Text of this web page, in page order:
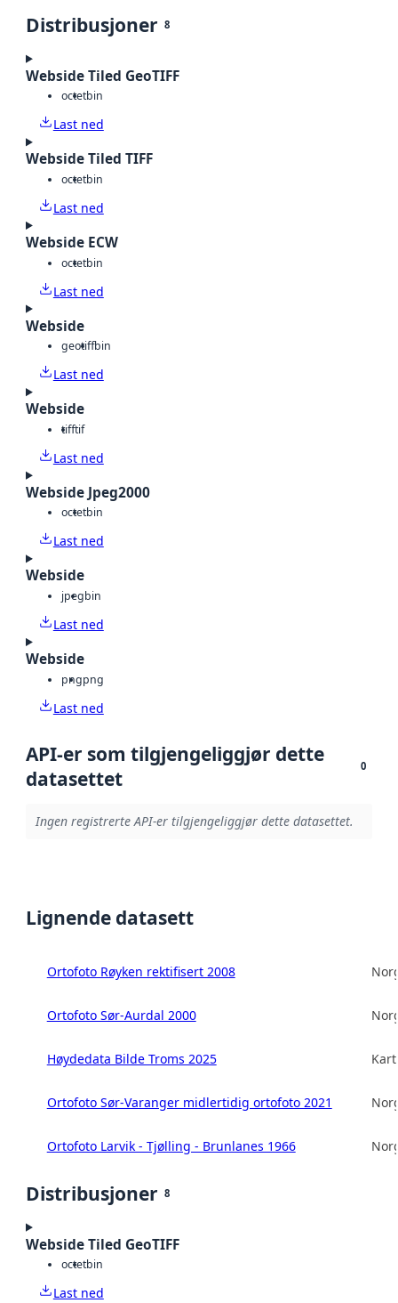
Distribusjoner 8
Webside Tiled GeoTIFF
octetbin
Last ned
Webside Tiled TIFF
octetbin
Last ned
Webside ECW
octetbin
Last ned
Webside
geotiffbin
Last ned
Webside
tifftif
Last ned
Webside Jpeg2000
octetbin
Last ned
Webside
jpegbin
Last ned
Webside
pngpng
Last ned
API-er som tilgjengeliggjør dette
datasettet
0
Ingen registrerte API-er tilgjengeliggjør dette datasettet.
Lignende datasett
Ortofoto Røyken rektifisert 2008
Ortofoto Sør-Aurdal 2000
Høydedata Bilde Troms 2025
Ortofoto Sør-Varanger midlertidig ortofoto 2021
Ortofoto Larvik - Tjølling - Brunlanes 1966
Distribusjoner 8
Webside Tiled GeoTIFF
octetbin
Last ned